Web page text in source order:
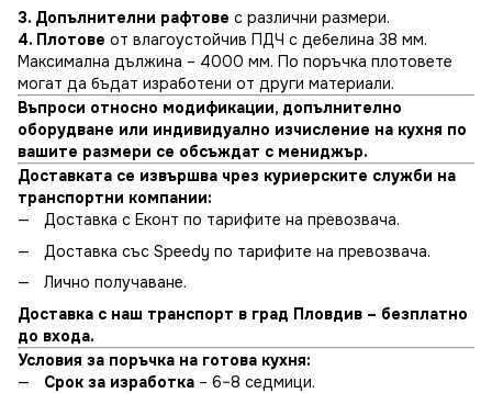
3. Допълнителни рафтове с различни размери.
4. Плотове от влагоустойчив ПДЧ с дебелина 38 мм.
Максимална дължина – 4000 мм. По поръчка плотовете
могат да бъдат изработени от други материали.
Въпроси относно модификации, допълнително
оборудване или индивидуално изчисление на кухня по
вашите размери се обсъждат с мениджър.
Доставката се извършва чрез куриерските служби на
транспортни компании:
Доставка с Еконт по тарифите на превозвача.
Доставка със Speedy по тарифите на превозвача.
Лично получаване.
Доставка с наш транспорт в град Пловдив – безплатно
до входа.
Условия за поръчка на готова кухня:
Срок за изработка – 6–8 седмици.